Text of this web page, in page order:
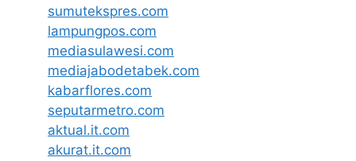
sumutekspres.com
lampungpos.com
mediasulawesi.com
mediajabodetabek.com
kabarflores.com
seputarmetro.com
aktual.it.com
akurat.it.com